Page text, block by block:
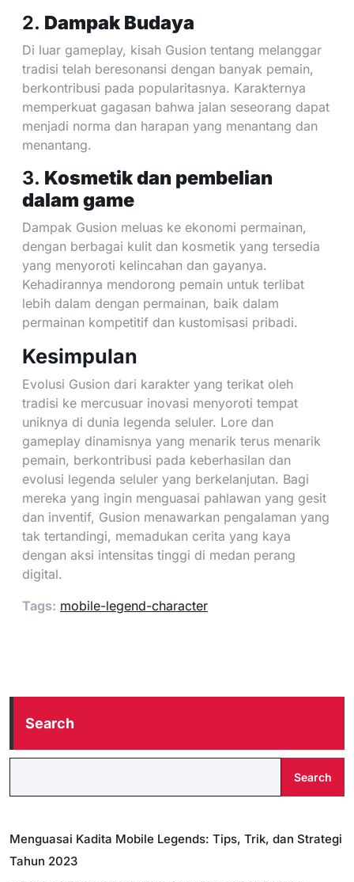
2. Dampak Budaya
Di luar gameplay, kisah Gusion tentang melanggar
tradisi telah beresonansi dengan banyak pemain,
berkontribusi pada popularitasnya. Karakternya
memperkuat gagasan bahwa jalan seseorang dapat
menjadi norma dan harapan yang menantang dan
menantang.
3. Kosmetik dan pembelian
dalam game
Dampak Gusion meluas ke ekonomi permainan,
dengan berbagai kulit dan kosmetik yang tersedia
yang menyoroti kelincahan dan gayanya.
Kehadirannya mendorong pemain untuk terlibat
lebih dalam dengan permainan, baik dalam
permainan kompetitif dan kustomisasi pribadi.
Kesimpulan
Evolusi Gusion dari karakter yang terikat oleh
tradisi ke mercusuar inovasi menyoroti tempat
uniknya di dunia legenda seluler. Lore dan
gameplay dinamisnya yang menarik terus menarik
pemain, berkontribusi pada keberhasilan dan
evolusi legenda seluler yang berkelanjutan. Bagi
mereka yang ingin menguasai pahlawan yang gesit
dan inventif, Gusion menawarkan pengalaman yang
tak tertandingi, memadukan cerita yang kaya
dengan aksi intensitas tinggi di medan perang
digital.
Tags: mobile-legend-character
Search
Search
Menguasai Kadita Mobile Legends: Tips, Trik, dan Strategi
Tahun 2023